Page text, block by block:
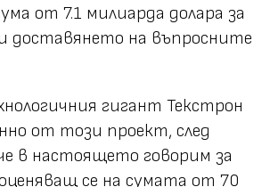
от 7.1 милиарда долара за
доставянето на въпросните
гигант Текстрон
от този проект, след
в настоящето говорим за
се на сумата от 70